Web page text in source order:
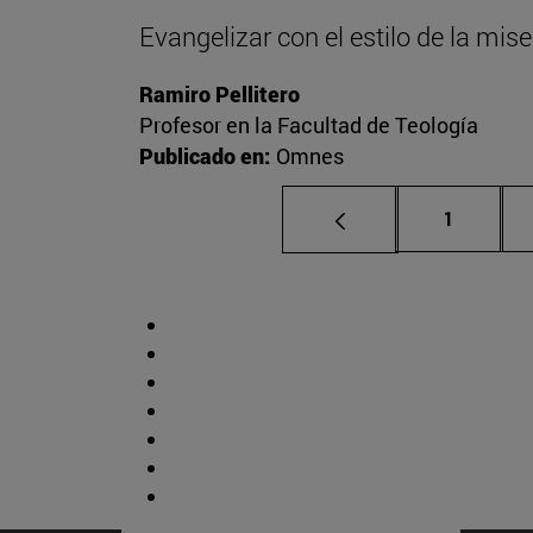
Evangelizar con el estilo de la
Ramiro Pellitero
Profesor en la Facultad de Teología
Publicado en: Omnes
Página
1